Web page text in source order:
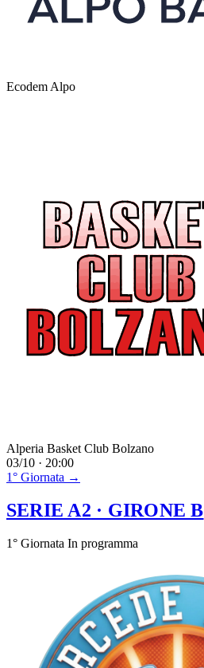
Ecodem Alpo
Alperia Basket Club Bolzano
03/10 · 20:00
1° Giornata →
SERIE A2 · GIRONE B
1° Giornata In programma